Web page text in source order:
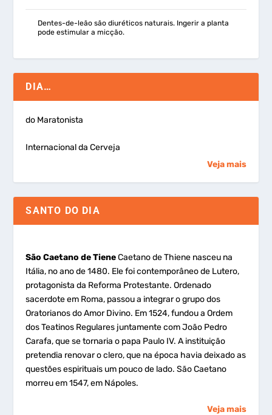
Dentes-de-leão são diuréticos naturais. Ingerir a planta
pode estimular a micção.
DIA…
do Maratonista
Internacional da Cerveja
Veja mais
SANTO DO DIA
São Caetano de TieneCaetano de Thiene nasceu na
Itália, no ano de 1480. Ele foi contemporâneo de Lutero,
protagonista da Reforma Protestante. Ordenado
sacerdote em Roma, passou a integrar o grupo dos
Oratorianos do Amor Divino. Em 1524, fundou a Ordem
dos Teatinos Regulares juntamente com João Pedro
Carafa, que se tornaria o papa Paulo IV. A instituição
pretendia renovar o clero, que na época havia deixado as
questões espirituais um pouco de lado. São Caetano
morreu em 1547, em Nápoles.
Veja mais